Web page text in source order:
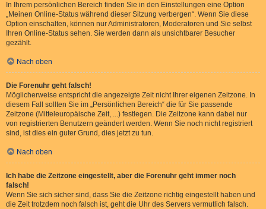
In Ihrem persönlichen Bereich finden Sie in den Einstellungen eine Option
„Meinen Online-Status während dieser Sitzung verbergen“. Wenn Sie diese
Option einschalten, können nur Administratoren, Moderatoren und Sie selbst
Ihren Online-Status sehen. Sie werden dann als unsichtbarer Besucher
gezählt.
Nach oben
Die Forenuhr geht falsch!
Möglicherweise entspricht die angezeigte Zeit nicht Ihrer eigenen Zeitzone. In
diesem Fall sollten Sie im „Persönlichen Bereich“ die für Sie passende
Zeitzone (Mitteleuropäische Zeit, ...) festlegen. Die Zeitzone kann dabei nur
von registrierten Benutzern geändert werden. Wenn Sie noch nicht registriert
sind, ist dies ein guter Grund, dies jetzt zu tun.
Nach oben
Ich habe die Zeitzone eingestellt, aber die Forenuhr geht immer noch
falsch!
Wenn Sie sich sicher sind, dass Sie die Zeitzone richtig eingestellt haben und
die Zeit trotzdem noch falsch ist, geht die Uhr des Servers vermutlich falsch.